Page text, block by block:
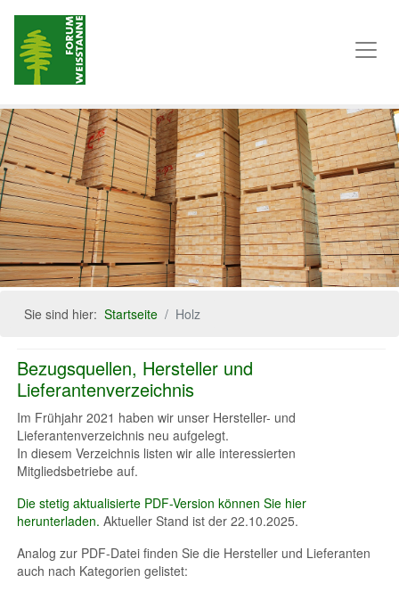
Sie sind hier:Startseite Holz
Bezugsquellen, Hersteller und
Lieferantenverzeichnis
Im Frühjahr 2021 haben wir unser Hersteller- und
Lieferantenverzeichnis neu aufgelegt.
In diesem Verzeichnis listen wir alle interessierten
Mitgliedsbetriebe auf.
Die stetig aktualisierte PDF-Version können Sie hier
herunterladen.Aktueller Stand ist der 22.10.2025.
Analog zur PDF-Datei finden Sie die Hersteller und Lieferanten
auch nach Kategorien gelistet: